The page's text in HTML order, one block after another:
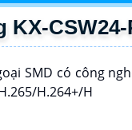
CSW24-
SMD có công
H.264+/H